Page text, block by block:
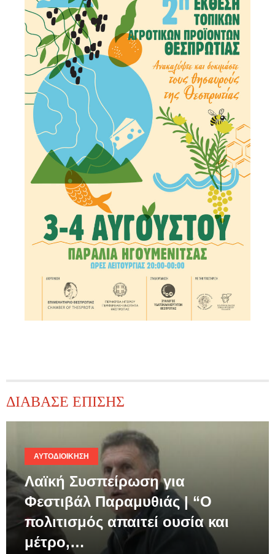
ΔΙΑΒΑΣΕ ΕΠΙΣΗΣ
ΑΥΤΟΔΙΟΊΚΗΣΗ
Λαϊκή Συσπείρωση για
Φεστιβάλ Παραμυθιάς | “Ο
πολιτισμός απαιτεί ουσία και
μέτρο,…